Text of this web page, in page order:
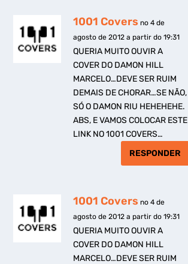
1001 Covers no 4 de
agosto de 2012 a partir do 19:31
QUERIA MUITO OUVIR A
COVER DO DAMON HILL
MARCELO…DEVE SER RUIM
DEMAIS DE CHORAR…SE NÃO,
SÓ O DAMON RIU HEHEHEHE.
ABS, E VAMOS COLOCAR ESTE
LINK NO 1001 COVERS…
RESPONDER
1001 Covers no 4 de
agosto de 2012 a partir do 19:31
QUERIA MUITO OUVIR A
COVER DO DAMON HILL
MARCELO…DEVE SER RUIM